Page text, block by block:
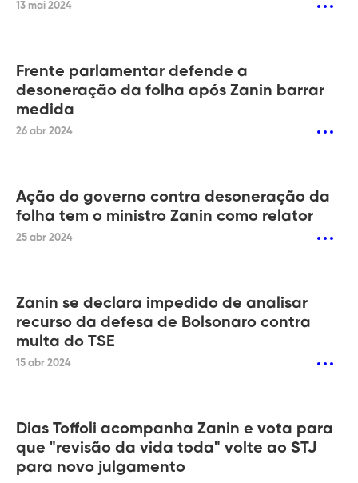
13 mai 2024
Frente parlamentar defende a
desoneração da folha após Zanin barrar
medida
26 abr 2024
Ação do governo contra desoneração da
folha tem o ministro Zanin como relator
25 abr 2024
Zanin se declara impedido de analisar
recurso da defesa de Bolsonaro contra
multa do TSE
15 abr 2024
Dias Toffoli acompanha Zanin e vota para
que "revisão da vida toda" volte ao STJ
para novo julgamento